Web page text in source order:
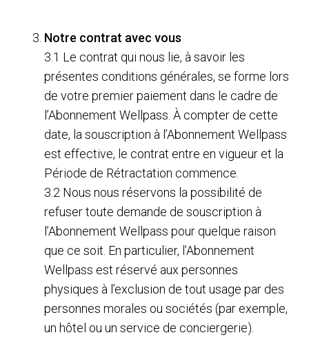
Notre contrat avec vous
3.1 Le contrat qui nous lie, à savoir les
présentes conditions générales, se forme lors
de votre premier paiement dans le cadre de
l’Abonnement Wellpass. À compter de cette
date, la souscription à l’Abonnement Wellpass
est effective, le contrat entre en vigueur et la
Période de Rétractation commence.
3.2 Nous nous réservons la possibilité de
refuser toute demande de souscription à
l’Abonnement Wellpass pour quelque raison
que ce soit. En particulier, l’Abonnement
Wellpass est réservé aux personnes
physiques à l’exclusion de tout usage par des
personnes morales ou sociétés (par exemple,
un hôtel ou un service de conciergerie).